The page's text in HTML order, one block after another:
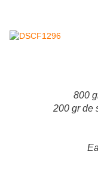
800
200 gr de